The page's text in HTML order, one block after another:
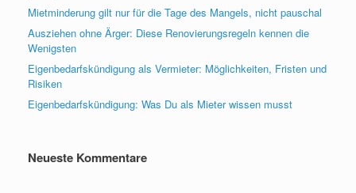
Mietminderung gilt nur für die Tage des Mangels, nicht pauschal
Ausziehen ohne Ärger: Diese Renovierungsregeln kennen die
Wenigsten
Eigenbedarfskündigung als Vermieter: Möglichkeiten, Fristen und
Risiken
Eigenbedarfskündigung: Was Du als Mieter wissen musst
Neueste Kommentare